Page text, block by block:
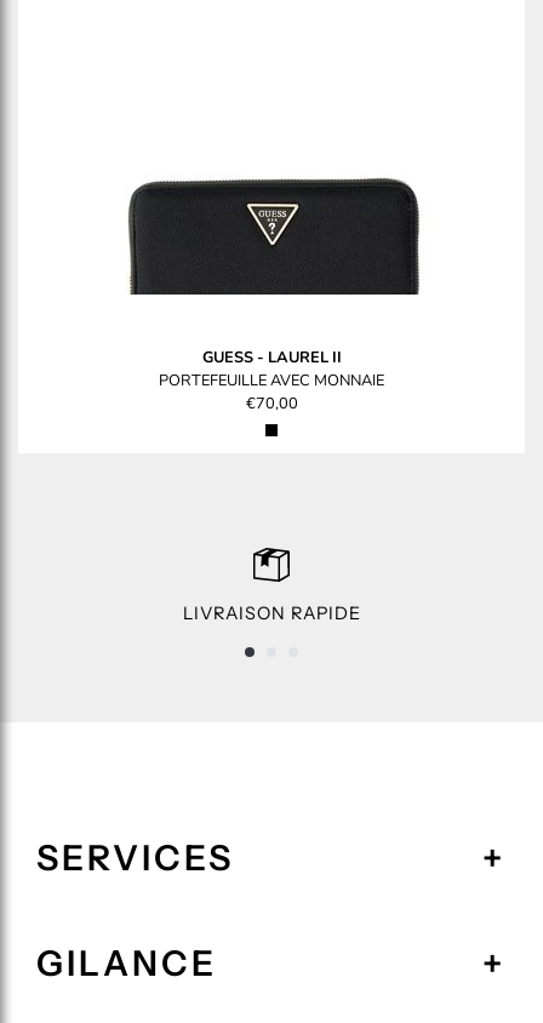
GUESS- LAUREL II
PORTEFEUILLE AVEC MONNAIE
€70,00
LIVRAISON RAPIDE
SERVICES
GILANCE